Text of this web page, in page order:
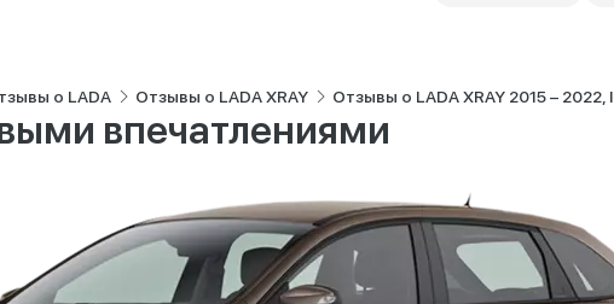
о LADA Отзывы о LADA XRAY Отзывы о LADA XRAY 2015 – 2022, I
впечатлениями